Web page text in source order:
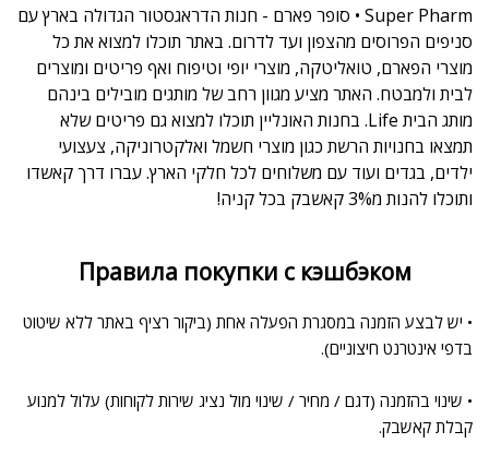
Super Pharm • סופר פארם - חנות הדראגסטור הגדולה בארץ עם
סניפים הפרוסים מהצפון ועד לדרום. באתר תוכלו למצוא את כל
מוצרי הפארם, טואליטקה, מוצרי יופי וטיפוח ואף פריטים ומוצרים
לבית ולמבטח. האתר מציע מגוון רחב של מותגים מובילים בינהם
מותג הבית Life. בחנות האונליין תוכלו למצוא גם פריטים שלא
תמצאו בחנויות הרשת כגון מוצרי חשמל ואלקטרוניקה, צעצועי
ילדים, בגדים ועוד עם משלוחים לכל חלקי הארץ. עברו דרך קאשדו
ותוכלו להנות מ3% קאשבק בכל קניה!
Правила покупки с кэшбэком
• יש לבצע הזמנה במסגרת הפעלה אחת (ביקור רציף באתר ללא שיטוט
בדפי אינטרנט חיצוניים).
• שינוי בהזמנה (דגם / מחיר / שינוי מול נציג שירות לקוחות) עלול למנוע
קבלת קאשבק.